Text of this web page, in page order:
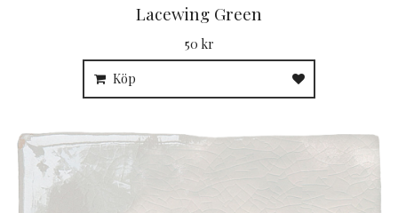
Lacewing Green
50 kr
Köp